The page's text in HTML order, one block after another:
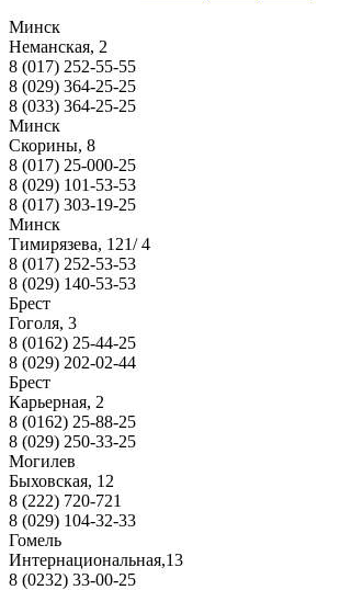
Минск
Неманская, 2
8 (017) 252-55-55
8 (029) 364-25-25
8 (033) 364-25-25
Минск
Скорины, 8
8 (017) 25-000-25
8 (029) 101-53-53
8 (017) 303-19-25
Минск
Тимирязева, 121/ 4
8 (017) 252-53-53
8 (029) 140-53-53
Брест
Гоголя, 3
8 (0162) 25-44-25
8 (029) 202-02-44
Брест
Карьерная, 2
8 (0162) 25-88-25
8 (029) 250-33-25
Могилев
Быховская, 12
8 (222) 720-721
8 (029) 104-32-33
Гомель
Интернациональная,13
8 (0232) 33-00-25